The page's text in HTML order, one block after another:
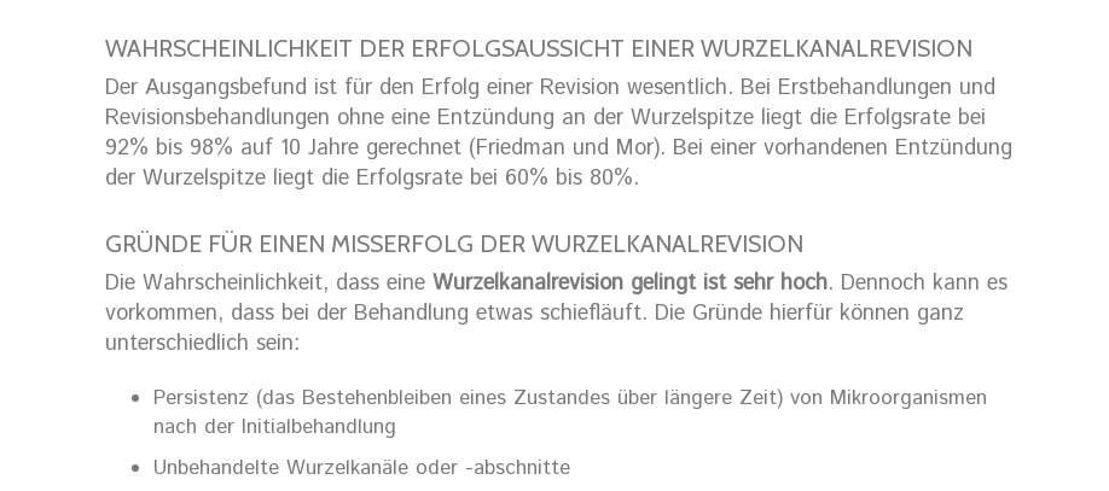
WAHRSCHEINLICHKEIT DER ERFOLGSAUSSICHT EINER WURZELKANALREVISION
Der Ausgangsbefund ist für den Erfolg einer Revision wesentlich. Bei Erstbehandlungen und
Revisionsbehandlungen ohne eine Entzündung an der Wurzelspitze liegt die Erfolgsrate bei
92% bis 98% auf 10 Jahre gerechnet (Friedman und Mor). Bei einer vorhandenen Entzündung
der Wurzelspitze liegt die Erfolgsrate bei 60% bis 80%.
GRÜNDE FÜR EINEN MISSERFOLG DER WURZELKANALREVISION
Die Wahrscheinlichkeit, dass eine Wurzelkanalrevision gelingt ist sehr hoch. Dennoch kann es
vorkommen, dass bei der Behandlung etwas schiefläuft. Die Gründe hierfür können ganz
unterschiedlich sein:
Persistenz (das Bestehenbleiben eines Zustandes über längere Zeit) von Mikroorganismen
nach der Initialbehandlung
Unbehandelte Wurzelkanäle oder -abschnitte